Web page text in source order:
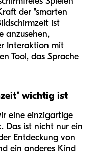
der "smarten
ist
anzusehen,
Interaktion mit
Tool, das Sprache
wichtig ist
eine einzigartige
Das ist nicht nur ein
Entdeckung von
ein anderes Kind